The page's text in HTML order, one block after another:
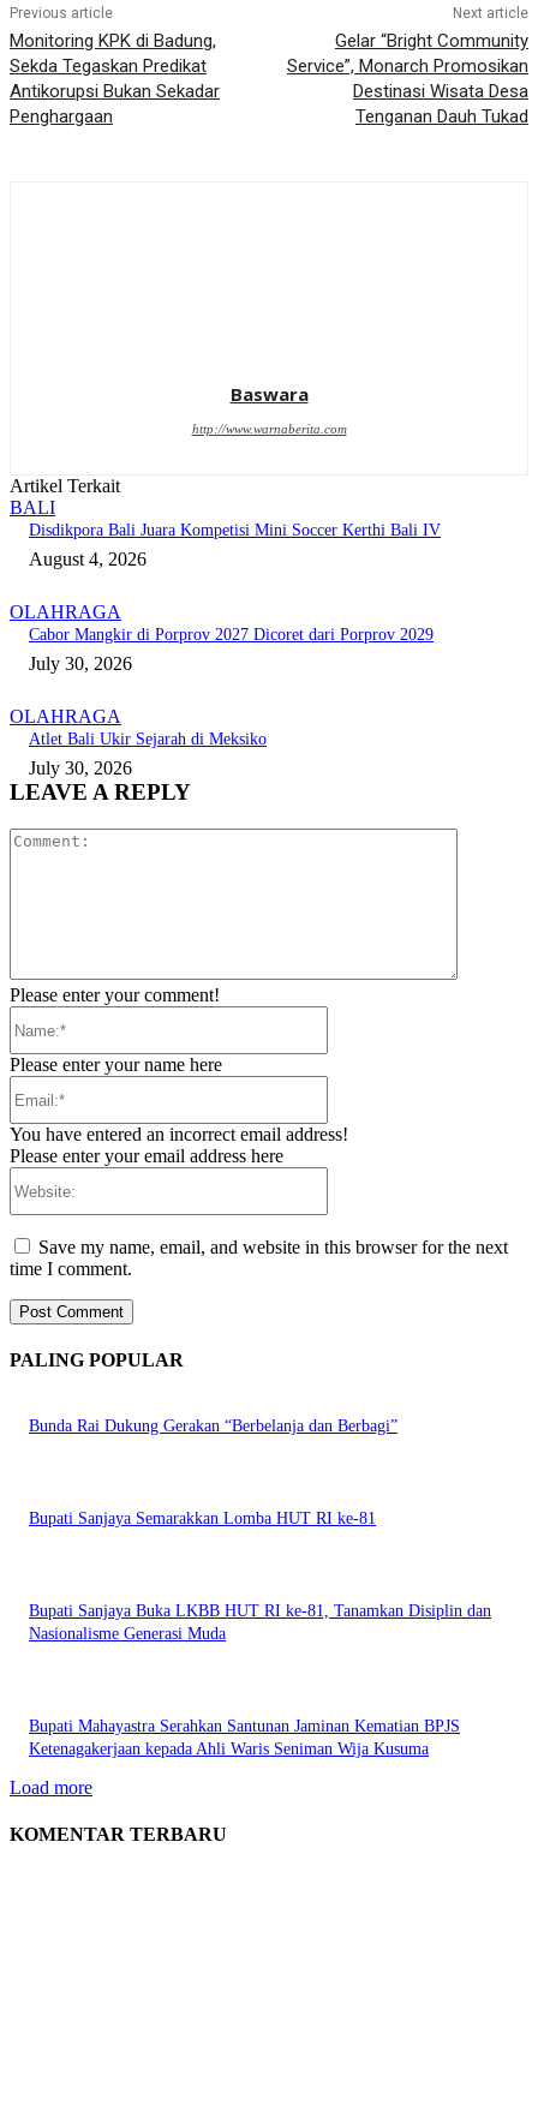
Previous article
Monitoring KPK di Badung,
Sekda Tegaskan Predikat
Antikorupsi Bukan Sekadar
Penghargaan
Next article
Gelar “Bright Community
Service”, Monarch Promosikan
Destinasi Wisata Desa
Tenganan Dauh Tukad
Baswara
http://www.warnaberita.com
Artikel Terkait
BALI
Disdikpora Bali Juara Kompetisi Mini Soccer Kerthi Bali IV
August 4, 2026
OLAHRAGA
Cabor Mangkir di Porprov 2027 Dicoret dari Porprov 2029
July 30, 2026
OLAHRAGA
Atlet Bali Ukir Sejarah di Meksiko
July 30, 2026
LEAVE A REPLY
Please enter your comment!
Please enter your name here
You have entered an incorrect email address!
Please enter your email address here
Save my name, email, and website in this browser for the next
time I comment.
PALING POPULAR
Bunda Rai Dukung Gerakan “Berbelanja dan Berbagi”
Bupati Sanjaya Semarakkan Lomba HUT RI ke-81
Bupati Sanjaya Buka LKBB HUT RI ke-81, Tanamkan Disiplin dan
Nasionalisme Generasi Muda
Bupati Mahayastra Serahkan Santunan Jaminan Kematian BPJS
Ketenagakerjaan kepada Ahli Waris Seniman Wija Kusuma
Load more
KOMENTAR TERBARU